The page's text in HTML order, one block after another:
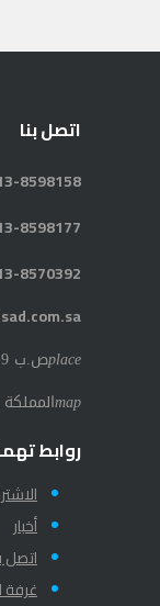
اتصل بنا
8598158
8598177
8570392
placeص.ب 719 الدمام 31421
map
روابط
أخبار
اتصل
غرفة